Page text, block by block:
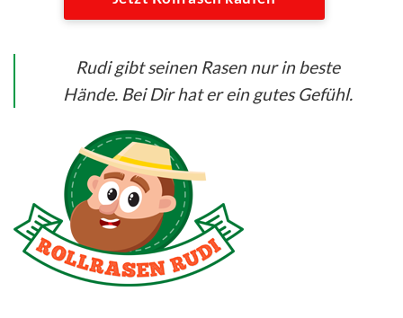
Rudi gibt seinen Rasen nur in beste
Hände. Bei Dir hat er ein gutes Gefühl.